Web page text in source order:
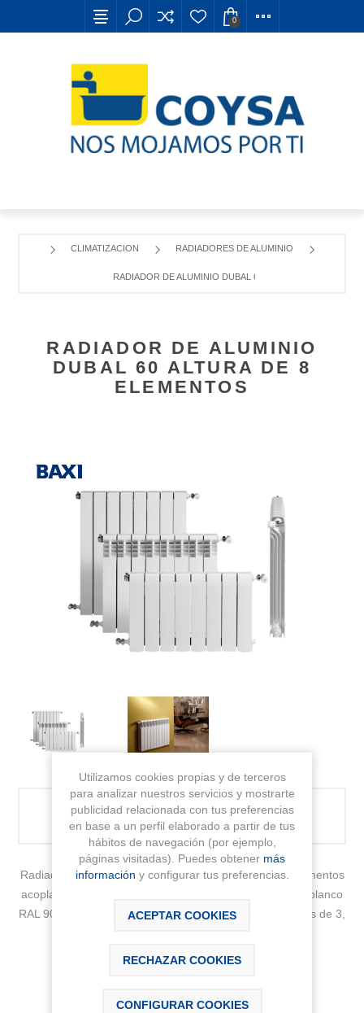
0
CLIMATIZACION RADIADORES DE ALUMINIO
RADIADOR DE ALUMINIO DUBAL 60 ALTURA DE 8
RADIADOR DE ALUMINIO
DUBAL 60 ALTURA DE 8
ELEMENTOS
PRODUCTO NO DISPONIBLE ACTUALMENTE
Radiador reversible de dos estéticas. Formados por elementos
acoplables entre si. Medida del elemento 80 mm. Color blanco
RAL 9010. Accesorios no incluidos. Disponible en baterias de 3,
Sku: 194A25801
Utilizamos cookies propias y de terceros
para analizar nuestros servicios y mostrarte
publicidad relacionada con tus preferencias
en base a un perfil elaborado a partir de tus
hábitos de navegación (por ejemplo,
páginas visitadas). Puedes obtener más
información y configurar tus preferencias.
ACEPTAR COOKIES
RECHAZAR COOKIES
CONFIGURAR COOKIES